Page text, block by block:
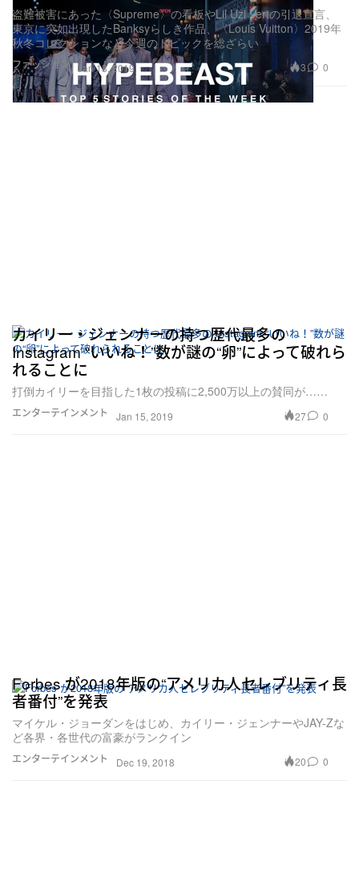
ファッション
盗難被害にあった〈Supreme〉の看板やLil Uzi Vertの引退宣言、
東京に突如出現したBanksyらしき作品、〈Louis Vuitton〉2019年
秋冬コレクションなど今週のトピックを総ざらい
Jan 18, 2019 3 0
エンターテインメント
カイリー・ジェンナーの持つ歴代最多の
Instagram “いいね！”数が謎の“卵”によって破れら
れることに
打倒カイリーを目指した1枚の投稿に2,500万以上の賛同が……
Jan 15, 2019 27 0
エンターテインメント
Forbes が2018年版の“アメリカ人セレブリティ長
者番付”を発表
マイケル・ジョーダンをはじめ、カイリー・ジェンナーやJAY-Zな
ど各界・各世代の富豪がランクイン
Dec 19, 2018 20 0